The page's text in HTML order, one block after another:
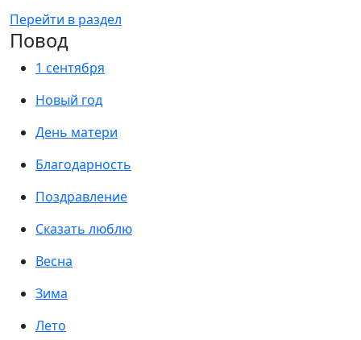
Перейти в раздел
Повод
1 сентября
Новый год
День матери
Благодарность
Поздравление
Сказать люблю
Весна
Зима
Лето